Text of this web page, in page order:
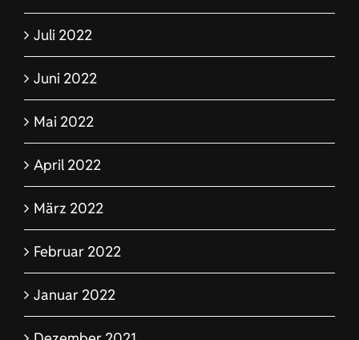
Juli 2022
Juni 2022
Mai 2022
April 2022
März 2022
Februar 2022
Januar 2022
Dezember 2021